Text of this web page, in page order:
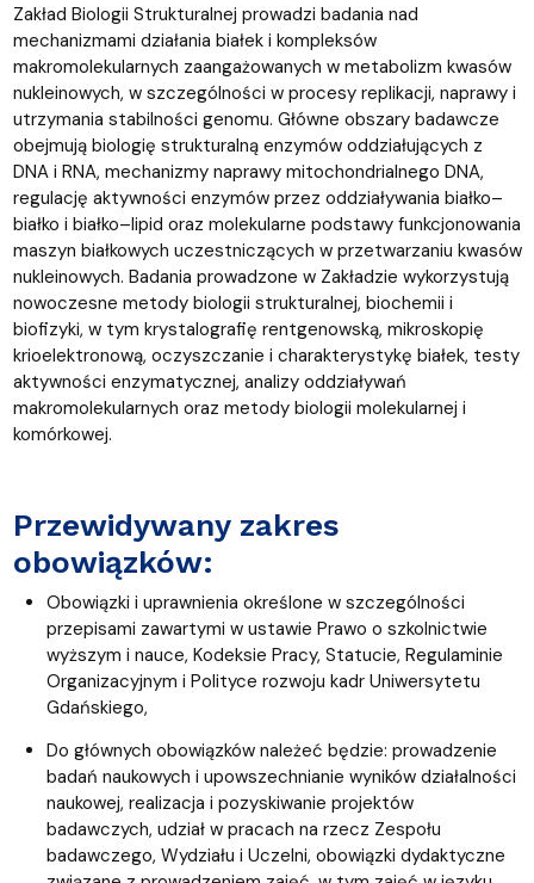
Zakład Biologii Strukturalnej prowadzi badania nad
mechanizmami działania białek i kompleksów
makromolekularnych zaangażowanych w metabolizm kwasów
nukleinowych, w szczególności w procesy replikacji, naprawy i
utrzymania stabilności genomu. Główne obszary badawcze
obejmują biologię strukturalną enzymów oddziałujących z
DNA i RNA, mechanizmy naprawy mitochondrialnego DNA,
regulację aktywności enzymów przez oddziaływania białko–
białko i białko–lipid oraz molekularne podstawy funkcjonowania
maszyn białkowych uczestniczących w przetwarzaniu kwasów
nukleinowych. Badania prowadzone w Zakładzie wykorzystują
nowoczesne metody biologii strukturalnej, biochemii i
biofizyki, w tym krystalografię rentgenowską, mikroskopię
krioelektronową, oczyszczanie i charakterystykę białek, testy
aktywności enzymatycznej, analizy oddziaływań
makromolekularnych oraz metody biologii molekularnej i
komórkowej.
Przewidywany zakres
obowiązków:
Obowiązki i uprawnienia określone w szczególności
przepisami zawartymi w ustawie Prawo o szkolnictwie
wyższym i nauce, Kodeksie Pracy, Statucie, Regulaminie
Organizacyjnym i Polityce rozwoju kadr Uniwersytetu
Gdańskiego,
Do głównych obowiązków należeć będzie: prowadzenie
badań naukowych i upowszechnianie wyników działalności
naukowej, realizacja i pozyskiwanie projektów
badawczych, udział w pracach na rzecz Zespołu
badawczego, Wydziału i Uczelni, obowiązki dydaktyczne